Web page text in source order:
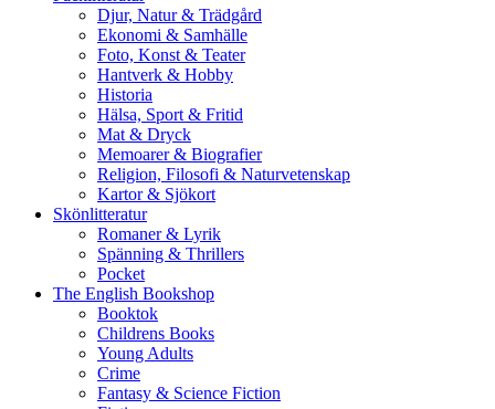
Djur, Natur & Trädgård
Ekonomi & Samhälle
Foto, Konst & Teater
Hantverk & Hobby
Historia
Hälsa, Sport & Fritid
Mat & Dryck
Memoarer & Biografier
Religion, Filosofi & Naturvetenskap
Kartor & Sjökort
Skönlitteratur
Romaner & Lyrik
Spänning & Thrillers
Pocket
The English Bookshop
Booktok
Childrens Books
Young Adults
Crime
Fantasy & Science Fiction